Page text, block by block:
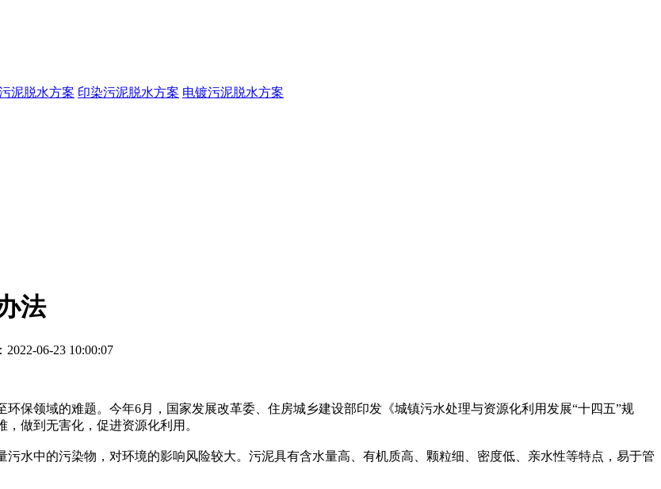
泥脱水方案 印染污泥脱水方案 电镀污泥脱水方案
法
2022-06-23 10:00:07
保领域的难题。今年6月，国家发展改革委、住房城乡建设部印发《城镇污水处理与资源化利用发展“十四五”规
做到无害化，促进资源化利用。
水中的污染物，对环境的影响风险较大。污泥具有含水量高、有机质高、颗粒细、密度低、亲水性等特点，易于管